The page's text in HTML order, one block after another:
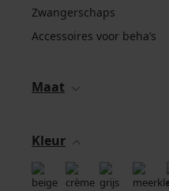
Zwangerschaps
Accessoires voor beha’s
Maat
Kleur